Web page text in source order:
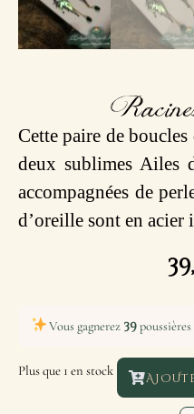
Cette paire de
deux sublimes Ailes
accompagnées de
d’oreille sont en
Vous gagnerez 39poussières
Plus que 1 en stock